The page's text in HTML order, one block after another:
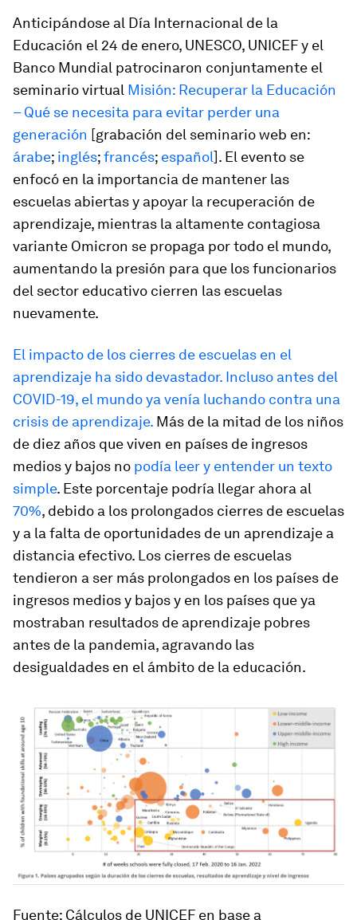
Anticipándose al Día Internacional de la
Educación el 24 de enero, UNESCO, UNICEF y el
Banco Mundial patrocinaron conjuntamente el
seminario virtual Misión: Recuperar la Educación
– Qué se necesita para evitar perder una
generación [grabación del seminario web en:
árabe; inglés;francés; español]. El evento se
enfocó en la importancia de mantener las
escuelas abiertas y apoyar la recuperación de
aprendizaje, mientras la altamente contagiosa
variante Omicron se propaga por todo el mundo,
aumentando la presión para que los funcionarios
del sector educativo cierren las escuelas
nuevamente.
El impacto de los cierres de escuelas en el
aprendizaje ha sido devastador. Incluso antes del
COVID-19, el mundo ya venía luchando contra una
crisis de aprendizaje. Más de la mitad de los niños
de diez años que viven en países de ingresos
medios y bajos no podía leer y entender un texto
simple. Este porcentaje podría llegar ahora al
70%, debido a los prolongados cierres de escuelas
y a la falta de oportunidades de un aprendizaje a
distancia efectivo. Los cierres de escuelas
tendieron a ser más prolongados en los países de
ingresos medios y bajos y en los países que ya
mostraban resultados de aprendizaje pobres
antes de la pandemia, agravando las
desigualdades en el ámbito de la educación.
Fuente: Cálculos de UNICEF en base a